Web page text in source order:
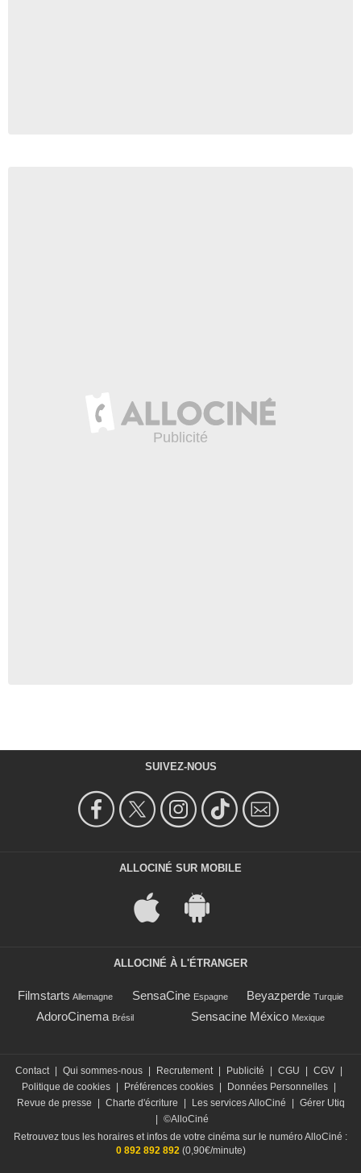
SUIVEZ-NOUS
ALLOCINÉ SUR MOBILE
ALLOCINÉ À L'ÉTRANGER
Filmstarts Allemagne SensaCine Espagne Beyazperde Turquie
AdoroCinema Brésil Sensacine México Mexique
Contact Qui sommes-nous Recrutement Publicité CGU CGV
Politique de cookies
Préférences cookies Données Personnelles
Revue de presse
Charte d'écriture Les services AlloCiné
Gérer Utiq
©AlloCiné
Retrouvez tous les horaires et infos de votre cinéma sur le numéro AlloCiné :
0 892 892 892(0,90€/minute)